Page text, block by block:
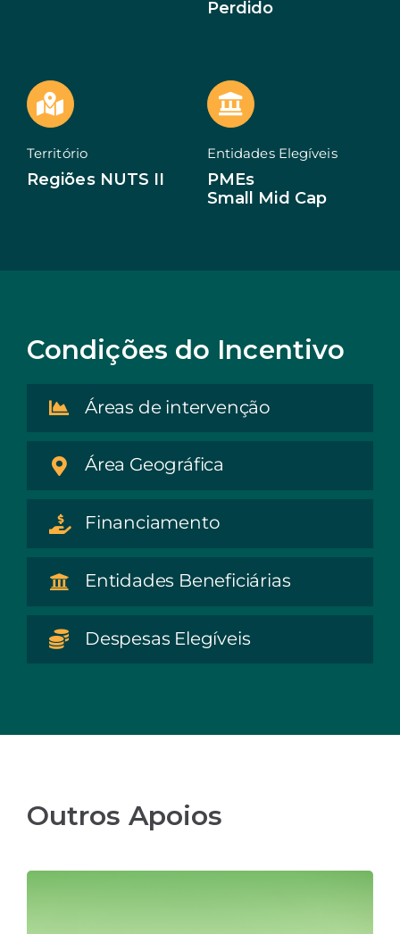
Perdido
Território
Regiões NUTS II
Entidades Elegíveis
PMEs
Small Mid Cap
Condições do Incentivo
Áreas de intervenção
Área Geográfica
Financiamento
Entidades Beneficiárias
Despesas Elegíveis
Outros Apoios